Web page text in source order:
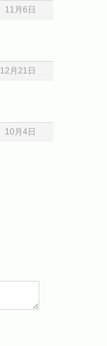
11月6日
12月21日
10月4日